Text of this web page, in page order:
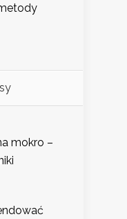
mokro –